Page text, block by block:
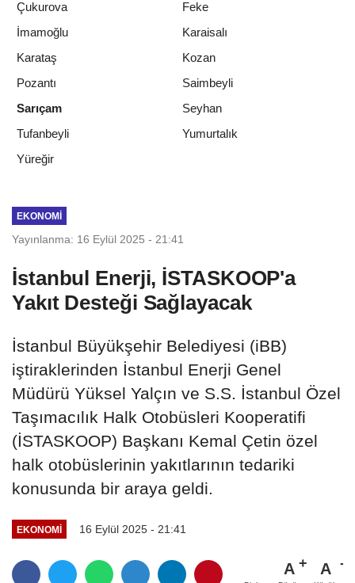
Çukurova
Feke
İmamoğlu
Karaisalı
Karataş
Kozan
Pozantı
Saimbeyli
Sarıçam
Seyhan
Tufanbeyli
Yumurtalık
Yüreğir
EKONOMI
Yayınlanma: 16 Eylül 2025 - 21:41
İstanbul Enerji, İSTASKOOP'a
Yakıt Desteği Sağlayacak
İstanbul Büyükşehir Belediyesi (iBB)
iştiraklerinden İstanbul Enerji Genel
Müdürü Yüksel Yalçın ve S.S. İstanbul Özel
Taşımacılık Halk Otobüsleri Kooperatifi
(İSTASKOOP) Başkanı Kemal Çetin özel
halk otobüslerinin yakıtlarının tedariki
konusunda bir araya geldi.
EKONOMI 16 Eylül 2025 - 21:41
A A